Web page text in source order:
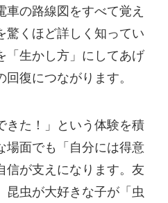
の路線図をすべて覚え
驚くほど詳しく知ってい
生かし方」にしてあげ
復につながります。
きた！」という体験を積
場面でも「自分には得意
信が支えになります。友
昆虫が大好きな子が「虫